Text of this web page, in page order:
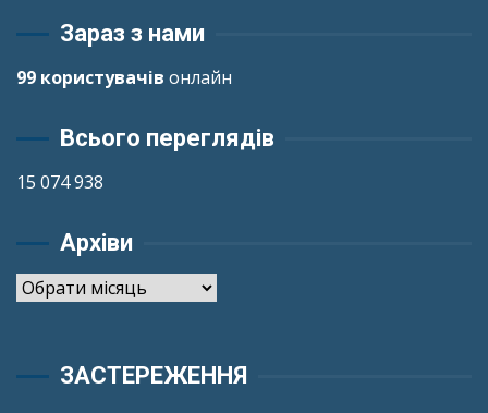
Зараз з нами
99 користувачів онлайн
Всього переглядів
15 074 938
Архіви
Архіви
ЗАСТЕРЕЖЕННЯ